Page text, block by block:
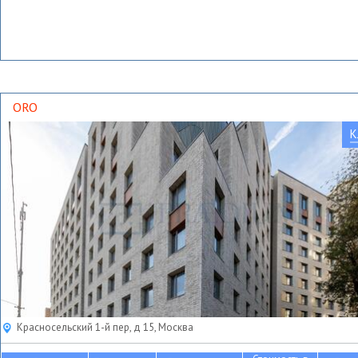
ORO
Красносельский 1-й пер, д 15, Москва